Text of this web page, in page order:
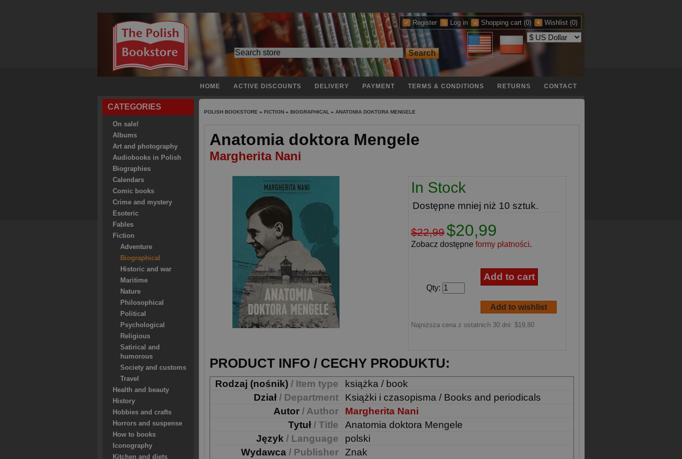
Register Log in Shopping cart (0) Wishlist (0)
HOME ACTIVE DISCOUNTS DELIVERY PAYMENT TERMS & CONDITIONS RETURNS CONTACT
CATEGORIES
On sale!
Albums
Art and photography
Audiobooks in Polish
Biographies
Calendars
Comic books
Crime and mystery
Esoteric
Fables
Fiction
Adventure
Biographical
Historic and war
Maritime
Nature
Philosophical
Political
Psychological
Religious
Satirical and
humorous
Society and customs
Travel
Health and beauty
History
Hobbies and crafts
Horrors and suspense
How to books
Iconography
Kitchen and diets
POLISH BOOKSTORE » FICTION » BIOGRAPHICAL » ANATOMIA DOKTORA MENGELE
Anatomia doktora Mengele
Margherita Nani
In Stock
Dostępne mniej niż 10 sztuk.
$22,99$20,99
Zobacz dostępne formy płatności.
Qty:
Najniższa cena z ostatnich 30 dni: $19,80
PRODUCT INFO / CECHY PRODUKTU:
Rodzaj (nośnik) / Item type
książka / book
Dział / Department
Książki i czasopisma / Books and periodicals
Autor / Author
Margherita Nani
Tytuł / Title
Anatomia doktora Mengele
Język / Language
polski
Wydawca / Publisher
Znak